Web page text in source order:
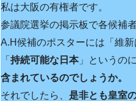
私は大阪の有権者です。
参議院選挙の掲示板で各候補
A.H候補のポスターには「維
「 持続可能な日本」というの
含まれているのでしょうか。
それでしたら、 是非とも皇室